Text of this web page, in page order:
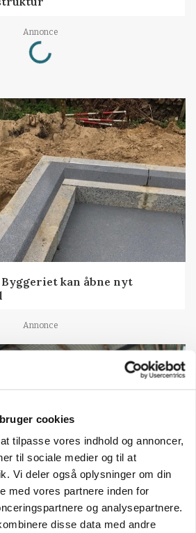
cookies
tilpasse vores indhold og annoncer,
til sociale medier og til at
Vi deler også oplysninger om din
med vores partnere inden for
og analysepartnere.
disse data med andre
Annonce
Loading...
kan åbne nyt
Annonce
og